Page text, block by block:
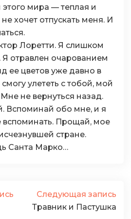
этого мира — теплая и
хочет отпускать меня. И
Лоретти. Я слишком
Я отравлен очарованием
ее цветов уже давно в
улететь с тобой, мой
не вернуться назад.
Вспоминай обо мне, и я
вспоминать. Прощай, мое
стране.
Санта Марко…
Следующая запись
Травник и Пастушка